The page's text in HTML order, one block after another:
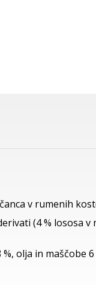
v rumenih
(4 % lososa
olja in maščobe